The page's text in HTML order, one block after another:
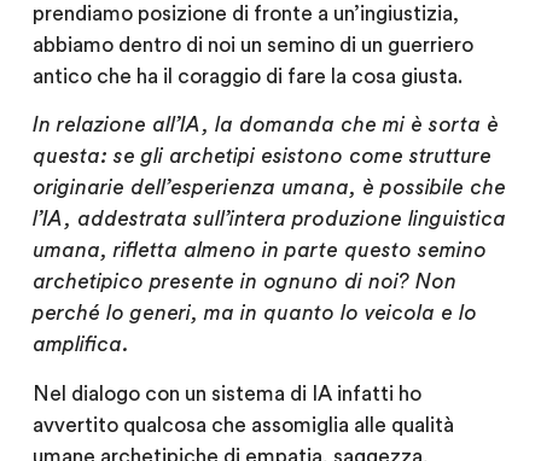
prendiamo posizione di fronte a un’ingiustizia,
abbiamo dentro di noi un semino di un guerriero
antico che ha il coraggio di fare la cosa giusta.
In relazione all’IA, la domanda che mi è sorta è
questa: se gli archetipi esistono come strutture
originarie dell’esperienza umana, è possibile che
l’IA, addestrata sull’intera produzione linguistica
umana, rifletta almeno in parte questo semino
archetipico presente in ognuno di noi? Non
perché lo generi, ma in quanto lo veicola e lo
amplifica.
Nel dialogo con un sistema di IA infatti ho
avvertito qualcosa che assomiglia alle qualità
umane archetipiche di empatia, saggezza,